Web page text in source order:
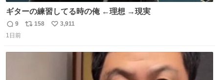
ギターの練習してる時の俺 ←理想 →現実
返
信
9
リ
158
い
3,911
1日前